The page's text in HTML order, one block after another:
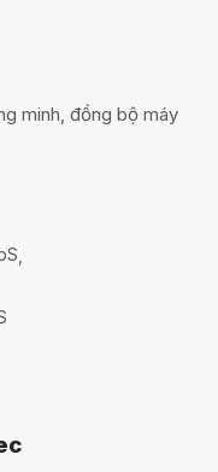
minh, đồng bộ máy